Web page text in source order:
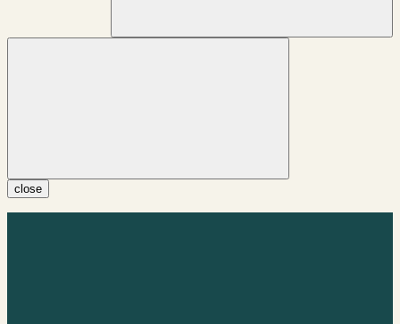
close